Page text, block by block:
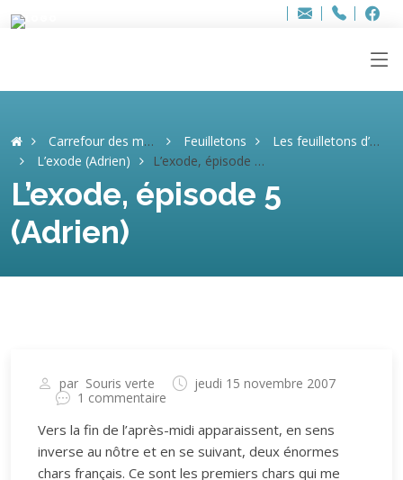
Adresse
info..hâthe..
Tel.
Tel.
Carrefour des mémoires Feuilletons
Les feuilletons d’Adrien
L’exode (Adrien)
L’exode, épisode 5 (Adrien)
L’exode, épisode 5
(Adrien)
par Souris verte
jeudi 15 novembre 2007
1 commentaire
Vers la fin de l’après-midi apparaissent, en sens
inverse au nôtre et en se suivant, deux énormes
chars français. Ce sont les premiers chars qui me